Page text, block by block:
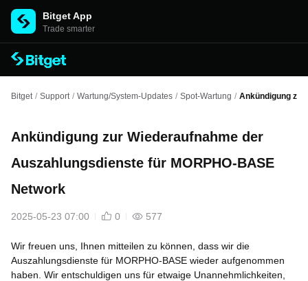
Bitget App
Trade smarter
Bitget / Support / Wartung/System-Updates / Spot-Wartung / Ankündigung zur
Ankündigung zur Wiederaufnahme der
Auszahlungsdienste für MORPHO-BASE
Network
2025-05-23 07:00 0 577
Wir freuen uns, Ihnen mitteilen zu können, dass wir die
Auszahlungsdienste für MORPHO-BASE wieder aufgenommen
haben. Wir entschuldigen uns für etwaige Unannehmlichkeiten,